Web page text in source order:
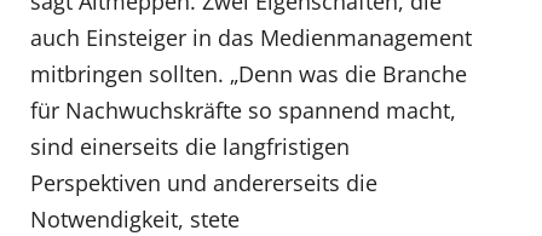
auch Einsteiger in das Medienmanagement
mitbringen sollten. „Denn was die Branche
für Nachwuchskräfte so spannend macht,
sind einerseits die langfristigen
Perspektiven und andererseits die
Notwendigkeit, stete